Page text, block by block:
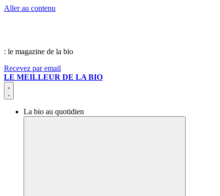
Aller au contenu
: le magazine de la bio
Recevez par email
LE MEILLEUR DE LA BIO
La bio au quotidien